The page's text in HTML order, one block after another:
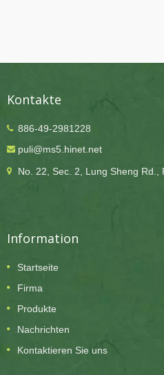
Kontakte
886-49-2981228
puli@ms5.hinet.net
No. 22, Sec. 2, Lung Sheng Rd.,
Information
Startseite
Firma
Produkte
Nachrichten
Kontaktieren Sie uns